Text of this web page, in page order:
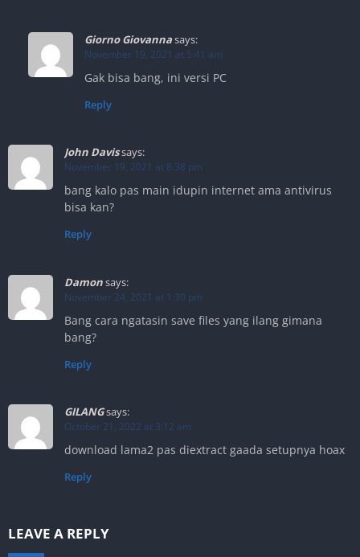
Giorno Giovannasays:
November 19, 2021 at 5:41 am
Gak bisa bang, ini versi PC
Reply
John Davissays:
November 19, 2021 at 8:38 pm
bang kalo pas main idupin internet ama antivirus
bisa kan?
Reply
Damonsays:
November 24, 2021 at 1:30 pm
Bang cara ngatasin save files yang ilang gimana
bang?
Reply
GILANGsays:
October 21, 2022 at 3:12 am
download lama2 pas diextract gaada setupnya hoax
Reply
LEAVE A REPLY